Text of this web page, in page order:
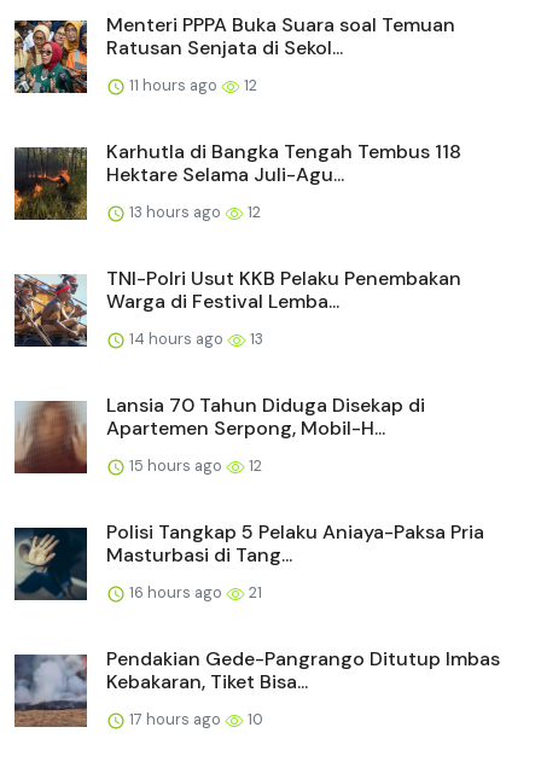
Menteri PPPA Buka Suara soal Temuan
Ratusan Senjata di Sekol...
11 hours ago 12
Karhutla di Bangka Tengah Tembus 118
Hektare Selama Juli-Agu...
13 hours ago 12
TNI-Polri Usut KKB Pelaku Penembakan
Warga di Festival Lemba...
14 hours ago 13
Lansia 70 Tahun Diduga Disekap di
Apartemen Serpong, Mobil-H...
15 hours ago 12
Polisi Tangkap 5 Pelaku Aniaya-Paksa Pria
Masturbasi di Tang...
16 hours ago 21
Pendakian Gede-Pangrango Ditutup Imbas
Kebakaran, Tiket Bisa...
17 hours ago 10